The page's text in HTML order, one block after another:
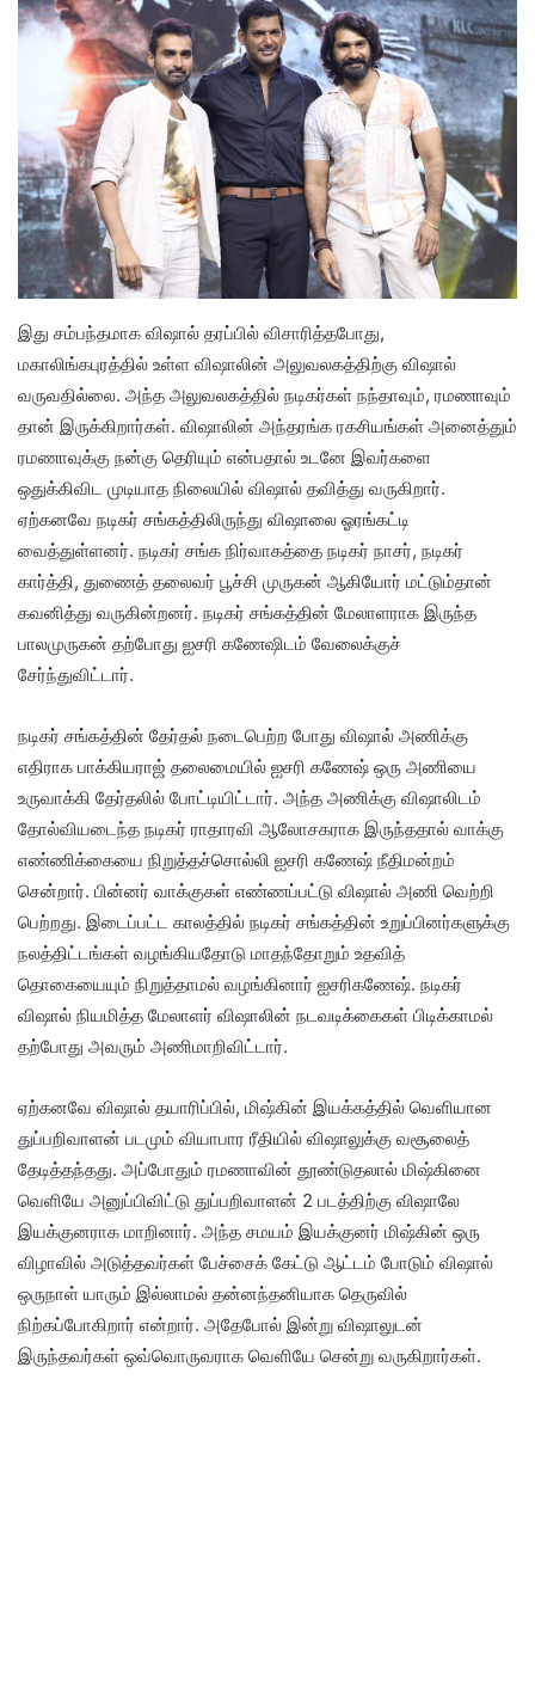
இது சம்பந்தமாக விஷால் தரப்பில் விசாரித்தபோது,
மகாலிங்கபுரத்தில் உள்ள விஷாலின் அலுவலகத்திற்கு விஷால்
வருவதில்லை. அந்த அலுவலகத்தில் நடிகர்கள் நந்தாவும், ரமணாவும்
தான் இருக்கிறார்கள். விஷாலின் அந்தரங்க ரகசியங்கள் அனைத்தும்
ரமணாவுக்கு நன்கு தெரியும் என்பதால் உடனே இவர்களை
ஒதுக்கிவிட முடியாத நிலையில் விஷால் தவித்து வருகிறார்.
ஏற்கனவே நடிகர் சங்கத்திலிருந்து விஷாலை ஓரங்கட்டி
வைத்துள்ளனர். நடிகர் சங்க நிர்வாகத்தை நடிகர் நாசர், நடிகர்
கார்த்தி, துணைத் தலைவர் பூச்சி முருகன் ஆகியோர் மட்டும்தான்
கவனித்து வருகின்றனர். நடிகர் சங்கத்தின் மேலாளராக இருந்த
பாலமுருகன் தற்போது ஐசரி கணேஷிடம் வேலைக்குச்
சேர்ந்துவிட்டார்.
நடிகர் சங்கத்தின் தேர்தல் நடைபெற்ற போது விஷால் அணிக்கு
எதிராக பாக்கியராஜ் தலைமையில் ஐசரி கணேஷ் ஒரு அணியை
உருவாக்கி தேர்தலில் போட்டியிட்டார். அந்த அணிக்கு விஷாலிடம்
தோல்வியடைந்த நடிகர் ராதாரவி ஆலோசகராக இருந்ததால் வாக்கு
எண்ணிக்கையை நிறுத்தச்சொல்லி ஐசரி கணேஷ் நீதிமன்றம்
சென்றார். பின்னர் வாக்குகள் எண்ணப்பட்டு விஷால் அணி வெற்றி
பெற்றது. இடைப்பட்ட காலத்தில் நடிகர் சங்கத்தின் உறுப்பினர்களுக்கு
நலத்திட்டங்கள் வழங்கியதோடு மாதந்தோறும் உதவித்
தொகையையும் நிறுத்தாமல் வழங்கினார் ஐசரிகணேஷ். நடிகர்
விஷால் நியமித்த மேலாளர் விஷாலின் நடவடிக்கைகள் பிடிக்காமல்
தற்போது அவரும் அணிமாறிவிட்டார்.
ஏற்கனவே விஷால் தயாரிப்பில், மிஷ்கின் இயக்கத்தில் வெளியான
துப்பறிவாளன் படமும் வியாபார ரீதியில் விஷாலுக்கு வசூலைத்
தேடித்தந்தது. அப்போதும் ரமணாவின் தூண்டுதலால் மிஷ்கினை
வெளியே அனுப்பிவிட்டு துப்பறிவாளன் 2 படத்திற்கு விஷாலே
இயக்குனராக மாறினார். அந்த சமயம் இயக்குனர் மிஷ்கின் ஒரு
விழாவில் அடுத்தவர்கள் பேச்சைக் கேட்டு ஆட்டம் போடும் விஷால்
ஒருநாள் யாரும் இல்லாமல் தன்னந்தனியாக தெருவில்
நிற்கப்போகிறார் என்றார். அதேபோல் இன்று விஷாலுடன்
இருந்தவர்கள் ஒவ்வொருவராக வெளியே சென்று வருகிறார்கள்.